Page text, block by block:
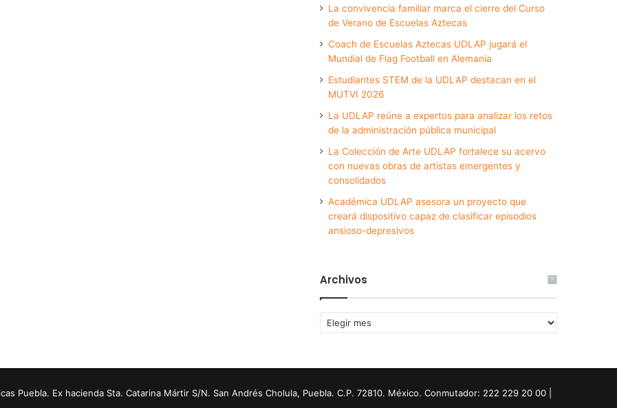
La convivencia familiar marca el cierre del Curso
de Verano de Escuelas Aztecas
Coach de Escuelas Aztecas UDLAP jugará el
Mundial de Flag Football en Alemania
Estudiantes STEM de la UDLAP destacan en el
MUTVI 2026
La UDLAP reúne a expertos para analizar los retos
de la administración pública municipal
La Colección de Arte UDLAP fortalece su acervo
con nuevas obras de artistas emergentes y
consolidados
Académica UDLAP asesora un proyecto que
creará dispositivo capaz de clasificar episodios
ansioso-depresivos
Archivos
Archivos
Puebla. Ex hacienda Sta. Catarina Mártir S/N. San Andrés Cholula, Puebla. C.P. 72810. México. Conmutador: 222 229 20 00 |